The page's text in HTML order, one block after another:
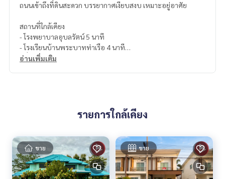
ถนนเข้าถึงที่ดินสะดวก บรรยากาศเงียบสงบ เหมาะอยู่อาศัย
สถานที่ใกล้เคียง
- โรงพยาบาลอุบลรัตน์ 5 นาที
- โรงเรียนบ้านพระบาทท่าเรือ 4 นาที
- ที่ว่าการอำเภออุบลรัตน์ 4 นาที
- ซื้อเก็บลงทุนในอนาคต
ราคา : 650,000 บาท
อ่านเพิ่มเติม
รายการใกล้เคียง
ขาย ขาย